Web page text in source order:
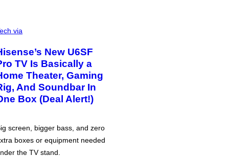
via
New U6SF
TV Is Basically a
Theater, Gaming
And Soundbar In
Box (Deal Alert!)
screen, bigger bass, and zero
boxes or equipment needed
the TV stand.